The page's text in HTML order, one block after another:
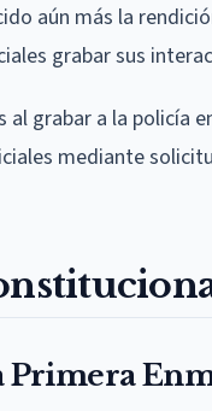
aún más la
grabar sus
al grabar a la policía
mediante
Primera